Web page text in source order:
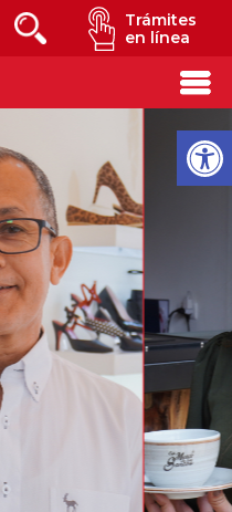
Trámites
en línea